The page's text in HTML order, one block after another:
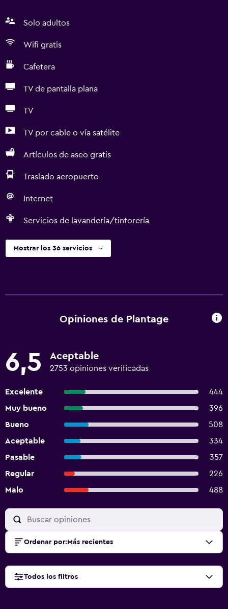
Solo adultos
Wifi gratis
Cafetera
TV de pantalla plana
TV
TV por cable o vía satélite
Artículos de aseo gratis
Traslado aeropuerto
Internet
Servicios de lavandería/tintorería
Mostrar los 36 servicios
Opiniones de Plantage
6,5 Aceptable
2753 opiniones verificadas
Excelente
444
Muy bueno
396
Bueno
508
Aceptable
334
Pasable
357
Regular
226
Malo
488
Ordenar por: Más recientes
Todos los filtros